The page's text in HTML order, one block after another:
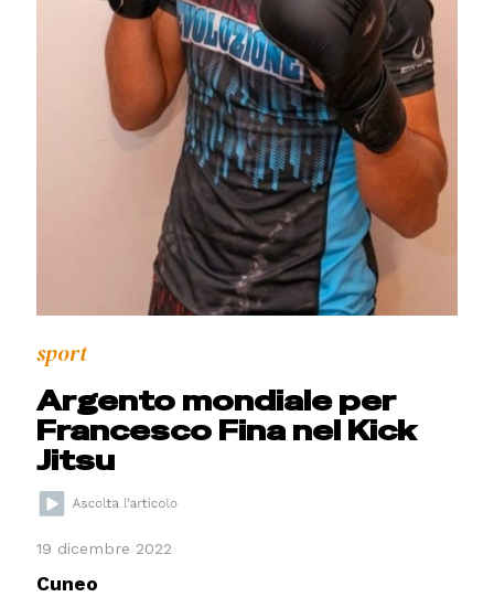
sport
Argento mondiale per
Francesco Fina nel Kick
Jitsu
19 dicembre 2022
Cuneo